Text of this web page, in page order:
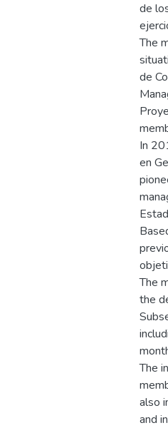
de
The
de
In
en
The
the
The
also
and